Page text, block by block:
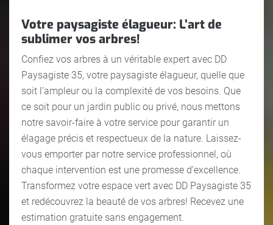
Votre paysagiste élagueur: L’art de
sublimer vos arbres!
Confiez vos arbres à un véritable expert avec DD
Paysagiste 35, votre paysagiste élagueur, quelle que
soit l’ampleur ou la complexité de vos besoins. Que
ce soit pour un jardin public ou privé, nous mettons
notre savoir-faire à votre service pour garantir un
élagage précis et respectueux de la nature. Laissez-
vous emporter par notre service professionnel, où
chaque intervention est une promesse d’excellence.
Transformez votre espace vert avec DD Paysagiste 35
et redécouvrez la beauté de vos arbres! Recevez une
estimation gratuite sans engagement.